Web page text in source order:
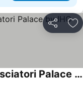
Partilhar
InterContinental Rome Ambasciatori Palace by IHG